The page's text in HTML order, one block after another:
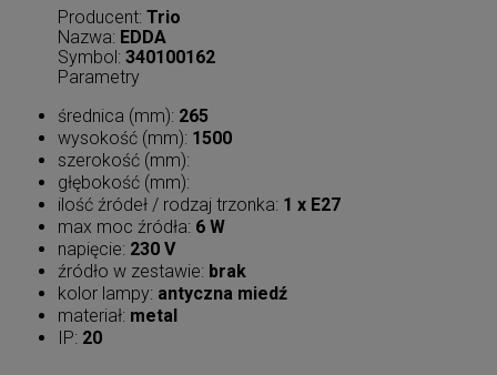
Producent: Trio
Nazwa: EDDA
Symbol: 340100162
Parametry
średnica (mm): 265
wysokość (mm): 1500
szerokość (mm):
głębokość (mm):
ilość źródeł / rodzaj trzonka: 1 x E27
max moc źródła: 6 W
napięcie: 230 V
źródło w zestawie: brak
kolor lampy: antyczna miedź
materiał: metal
IP: 20